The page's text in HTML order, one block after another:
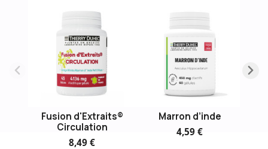
Fusion d'Extraits®
Circulation
8,49 €
Marron d’inde
4,59 €